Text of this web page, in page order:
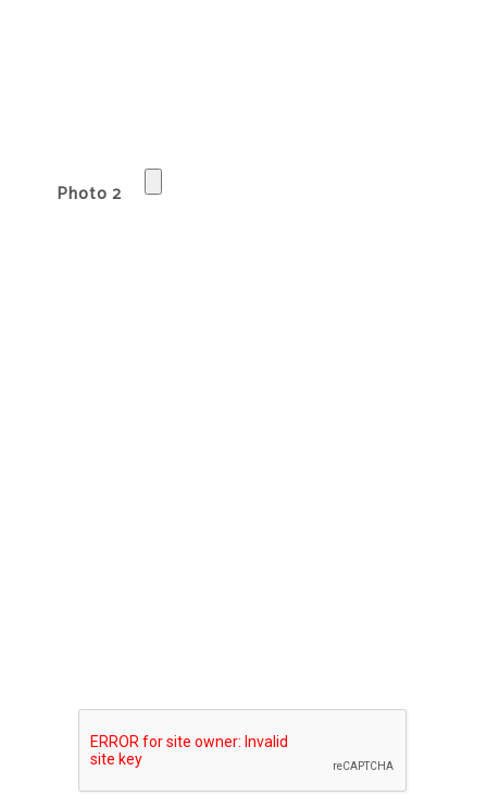
Photo 2